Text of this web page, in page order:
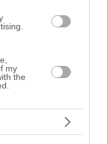
my
the
τ.μ.
στην